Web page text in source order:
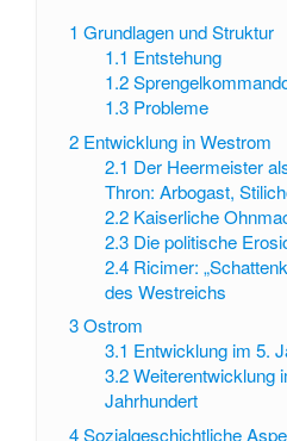
1 Grundlagen und Struktur
1.1 Entstehung
1.2
1.3 Probleme
2 Entwicklung in Westrom
2.1 Der Heermeister
Thron: Arbogast,
2.2 Kaiserliche
2.3 Die politische
2.4 Ricimer:
des Westreichs
3Ostrom
3.1 Entwicklung im 5.
3.2 Weiterentwicklung
Jahrhundert
4Sozialgeschichtliche